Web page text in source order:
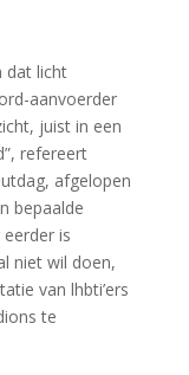
dat licht
aanvoerder
juist in een
refereert
afgelopen
bepaalde
is
niet wil doen,
van lhbti’ers
te